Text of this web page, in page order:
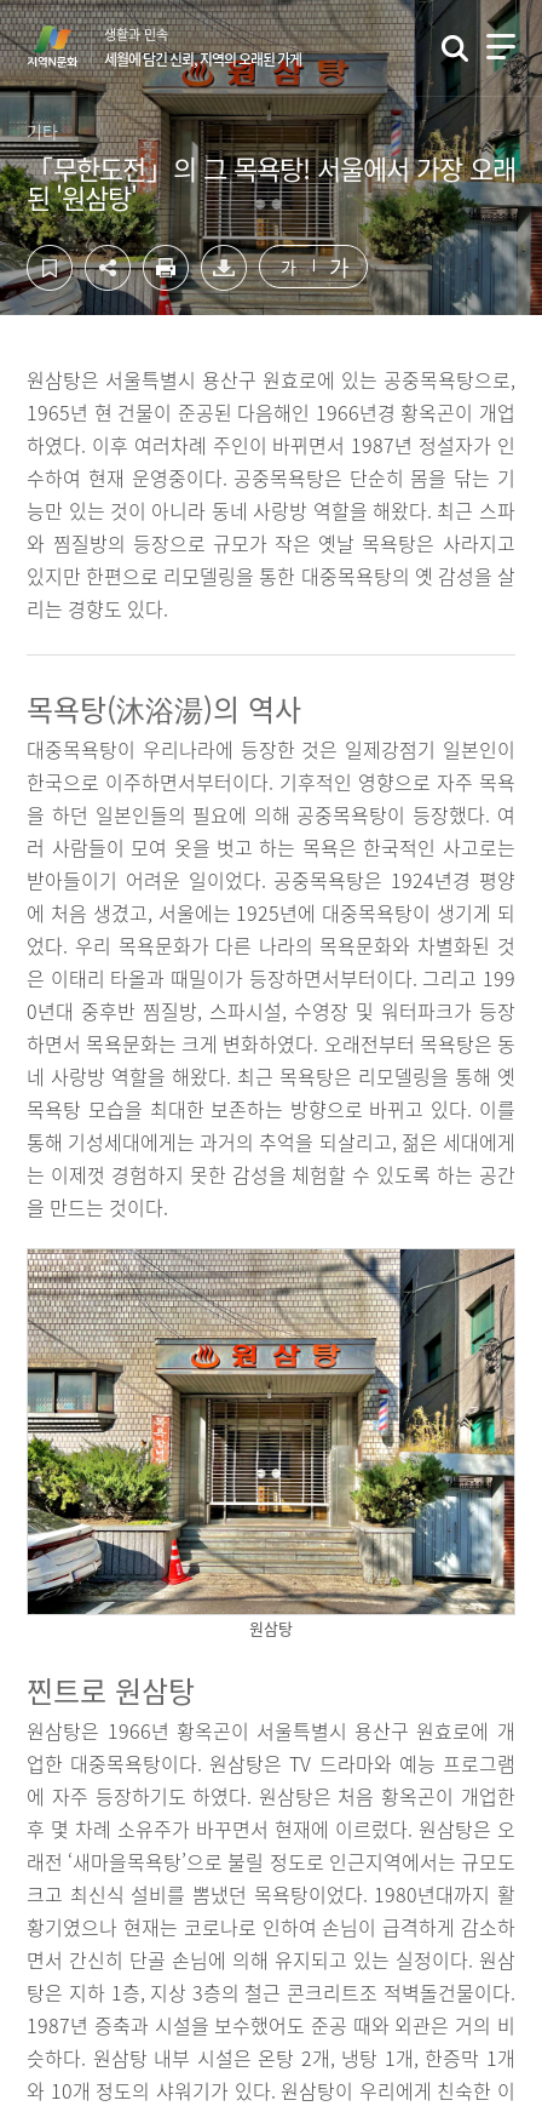
컨
텐
츠
영
역
바
로
가
기
하
단
영
역
바
로
가
기
생활과 민속
세월에 담긴 신뢰, 지역의 오래된 가게
기타
「무한도전」의 그 목욕탕! 서울에서 가장 오래
된 '원삼탕'
가 가
원삼탕은 서울특별시 용산구 원효로에 있는 공중목욕탕으로,
1965년 현 건물이 준공된 다음해인 1966년경 황옥곤이 개업
하였다. 이후 여러차례 주인이 바뀌면서 1987년 정설자가 인
수하여 현재 운영중이다. 공중목욕탕은 단순히 몸을 닦는 기
능만 있는 것이 아니라 동네 사랑방 역할을 해왔다. 최근 스파
와 찜질방의 등장으로 규모가 작은 옛날 목욕탕은 사라지고
있지만 한편으로 리모델링을 통한 대중목욕탕의 옛 감성을 살
리는 경향도 있다.
목욕탕(沐浴湯)의 역사
대중목욕탕이 우리나라에 등장한 것은 일제강점기 일본인이
한국으로 이주하면서부터이다. 기후적인 영향으로 자주 목욕
을 하던 일본인들의 필요에 의해 공중목욕탕이 등장했다. 여
러 사람들이 모여 옷을 벗고 하는 목욕은 한국적인 사고로는
받아들이기 어려운 일이었다. 공중목욕탕은 1924년경 평양
에 처음 생겼고, 서울에는 1925년에 대중목욕탕이 생기게 되
었다. 우리 목욕문화가 다른 나라의 목욕문화와 차별화된 것
은 이태리 타올과 때밀이가 등장하면서부터이다. 그리고 199
0년대 중후반 찜질방, 스파시설, 수영장 및 워터파크가 등장
하면서 목욕문화는 크게 변화하였다. 오래전부터 목욕탕은 동
네 사랑방 역할을 해왔다. 최근 목욕탕은 리모델링을 통해 옛
목욕탕 모습을 최대한 보존하는 방향으로 바뀌고 있다. 이를
통해 기성세대에게는 과거의 추억을 되살리고, 젊은 세대에게
는 이제껏 경험하지 못한 감성을 체험할 수 있도록 하는 공간
을 만드는 것이다.
원삼탕
찐트로 원삼탕
원삼탕은 1966년 황옥곤이 서울특별시 용산구 원효로에 개
업한 대중목욕탕이다. 원삼탕은 TV 드라마와 예능 프로그램
에 자주 등장하기도 하였다. 원삼탕은 처음 황옥곤이 개업한
후 몇 차례 소유주가 바꾸면서 현재에 이르렀다. 원삼탕은 오
래전 ‘새마을목욕탕’으로 불릴 정도로 인근지역에서는 규모도
크고 최신식 설비를 뽐냈던 목욕탕이었다. 1980년대까지 활
황기였으나 현재는 코로나로 인하여 손님이 급격하게 감소하
면서 간신히 단골 손님에 의해 유지되고 있는 실정이다. 원삼
탕은 지하 1층, 지상 3층의 철근 콘크리트조 적벽돌건물이다.
1987년 증축과 시설을 보수했어도 준공 때와 외관은 거의 비
슷하다. 원삼탕 내부 시설은 온탕 2개, 냉탕 1개, 한증막 1개
와 10개 정도의 샤워기가 있다. 원삼탕이 우리에게 친숙한 이